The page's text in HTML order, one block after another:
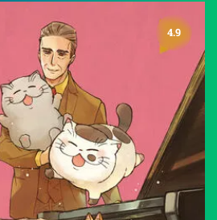
4.9